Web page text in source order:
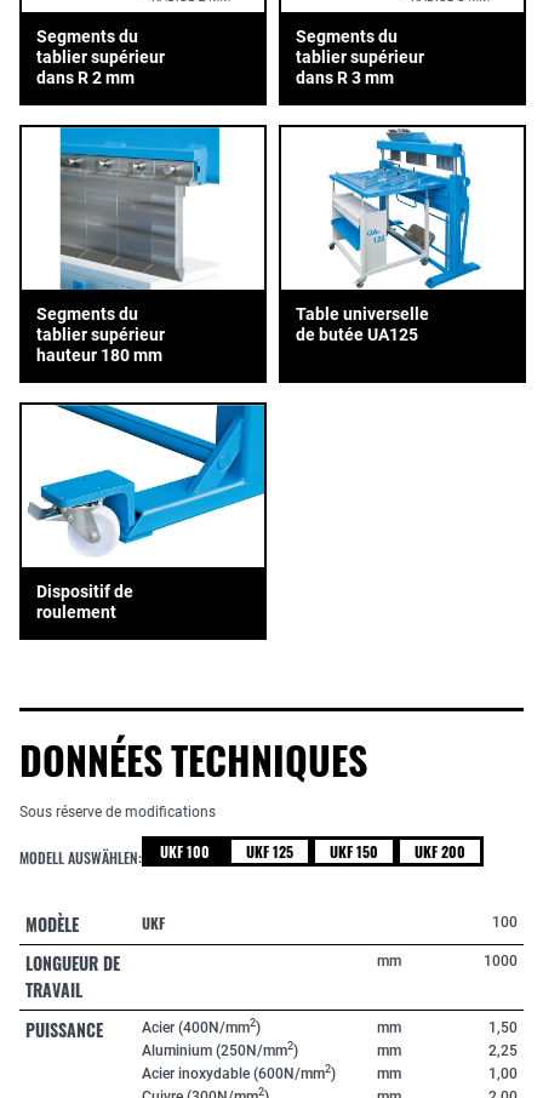
Segments du
tablier supérieur
dans R 2 mm
Segments du
tablier supérieur
dans R 3 mm
Segments du
tablier supérieur
hauteur 180 mm
Table universelle
de butée UA125
Dispositif de
roulement
DONNÉES TECHNIQUES
Sous réserve de modifications
MODELL AUSWÄHLEN: UKF 100 UKF 125 UKF 150 UKF 200
MODÈLE UKF 100
LONGUEUR DE
TRAVAIL
mm 1000
PUISSANCE Acier (400N/mm2)
Aluminium (250N/mm2)
Acier inoxydable (600N/mm2)
2
mm
mm
mm
1,50
2,25
1,00